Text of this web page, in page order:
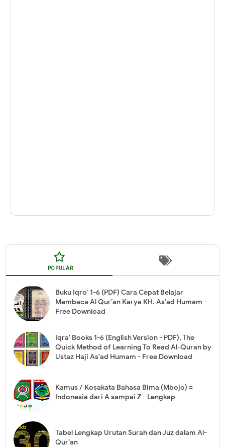
POPULAR
Buku Iqro’ 1-6 (PDF) Cara Cepat Belajar
Membaca Al Qur’an Karya KH. As’ad Humam -
Free Download
Iqra' Books 1-6 (English Version - PDF), The
Quick Method of Learning To Read Al-Quran by
Ustaz Haji As'ad Humam - Free Download
Kamus / Kosakata Bahasa Bima (Mbojo) =
Indonesia dari A sampai Z - Lengkap
Tabel Lengkap Urutan Surah dan Juz dalam Al-
Qur’an